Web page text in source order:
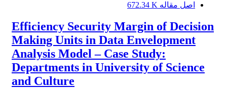
اصل مقاله 672.34 K
Efficiency Security Margin of Decision
Making Units in Data Envelopment
Analysis Model – Case Study:
Departments in University of Science
and Culture